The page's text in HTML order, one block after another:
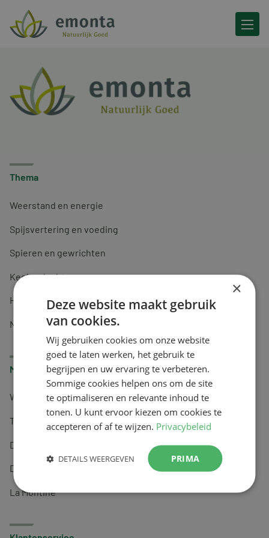
Ga naar de inhoud
Thema
Weerstand en energie
Spijsvertering en voeding
Spieren en gewrichten
Keel en luchtwegen
Huidverzorging
Nachtrust
Merken
Wapiti
Tai-Ginseng
Dermagíq
Draisma
La Montine
×
Deze website maakt gebruik
van cookies.
Wij gebruiken cookies om onze website
goed te laten werken, het gebruik te
begrijpen en uw ervaring te verbeteren.
Sommige cookies helpen ons om de site
te optimaliseren en relevante inhoud te
tonen. U kunt ervoor kiezen om cookies te
accepteren of af te wijzen. Privacybeleid
PRIMA
DETAILS WEERGEVEN